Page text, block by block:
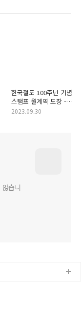
한국철도 100주년 기념
스탬프 월계역 도장 -
서울 노원구 월계동
2023.09.30
습니